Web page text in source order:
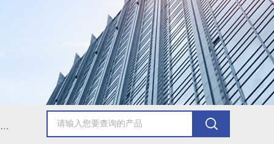
Omega插头,Omega测温线,热电偶测温线,热电偶线,铠装热电偶,热电偶连接器,热电偶插头,Omega热电偶线,T型热电偶线,TMC测温纸